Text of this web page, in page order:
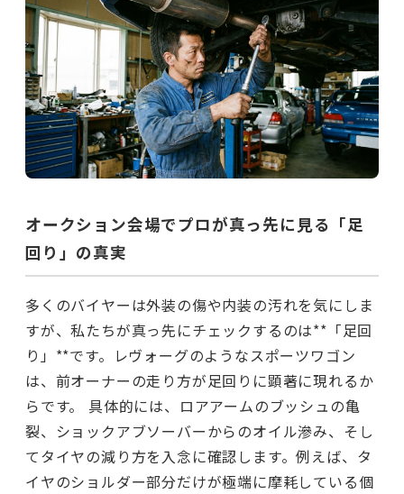
オークション会場でプロが真っ先に見る「足
回り」の真実
多くのバイヤーは外装の傷や内装の汚れを気にしま
すが、私たちが真っ先にチェックするのは**「足回
り」**です。レヴォーグのようなスポーツワゴン
は、前オーナーの走り方が足回りに顕著に現れるか
らです。 具体的には、ロアアームのブッシュの亀
裂、ショックアブソーバーからのオイル滲み、そし
てタイヤの減り方を入念に確認します。例えば、タ
イヤのショルダー部分だけが極端に摩耗している個